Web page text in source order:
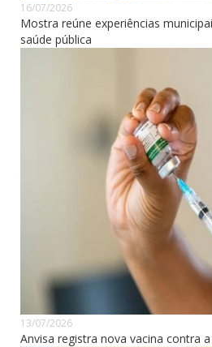
16/07/2026
Mostra reúne experiências
saúde pública
13/07/2026
Anvisa registra nova vacina contra